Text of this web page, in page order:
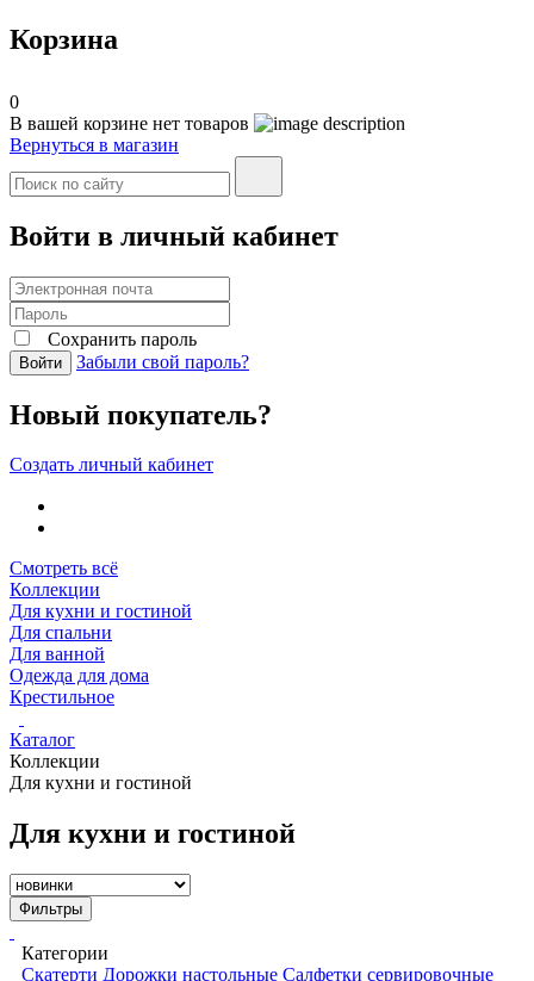
Корзина
0
В вашей корзине нет товаров
Вернуться в магазин
Войти в личный кабинет
Сохранить пароль
Войти Забыли свой пароль?
Новый покупатель?
Создать личный кабинет
Смотреть всё
Коллекции
Для кухни и гостиной
Для спальни
Для ванной
Одежда для дома
Крестильное
Каталог
Коллекции
Для кухни и гостиной
Для кухни и гостиной
Фильтры
Категории
Скатерти Дорожки настольные Салфетки сервировочные